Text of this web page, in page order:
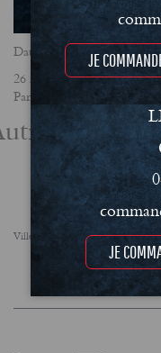
Date
26 mars 2025
Partager
Villes FAQ Le
Conditions Générales de
Mentions légales et Politique
JE
JE